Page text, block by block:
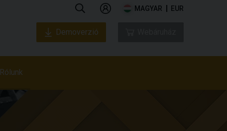
MAGYAR EUR
Rólunk
Rólunk
Demoverzió